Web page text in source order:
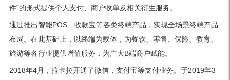
件”的形式提供个人支付、商户收单及相关衍生服务。
通过推出智能POS、收款宝等各类终端产品，实现全场景终端产品
布局。在此基础上，以终端为载体，为餐饮、零售、保险、教育、
旅游等各行业提供增值服务，为广大B端商户赋能。
2018年4月，拉卡拉开通了微信，支付宝等支付业务。于2019年3